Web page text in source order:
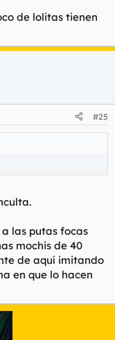
de lolitas tienen
#25
las putas focas
mochis de 40
de aquí imitando
en que lo hacen